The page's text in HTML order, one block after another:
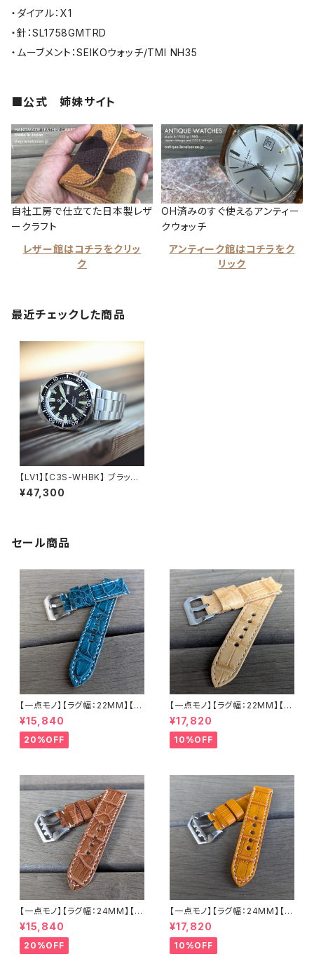
・ダイアル：X1
・針：SL1758GMTRD
・ムーブメント：SEIKOウォッチ/TMI NH35
■公式 姉妹サイト
自社工房で仕立てた日本製レザ
ークラフト
レザー館はコチラをクリッ
ク
OH済みのすぐ使えるアンティー
クウォッチ
アンティーク館はコチラをク
リック
最近チェックした商品
【LV1】【C3S-WHBK】 ブラック
20気圧防水 機械式/自動巻き S
EIKO NH36A ムーブメント搭
¥47,300
セール商品
【一点モノ】【ラグ幅：22MM】【手
縫い】【ストレート型】【2P-ALE
M22o-1】アリゲーター 腹ワニ
エメラルド 国産なめしの本革 下
地 オイル ヌメ革 ハンドメイド
¥15,840
20%OFF
【一点モノ】【ラグ幅：22MM】【ス
トレート型】【2P-ALWHEAT22
-1】アリゲーター 腹ワニ テイル
ウィート/ベージュ 国産なめしの
本革 下地 ヌメ革ナチュラル ハ
¥17,820
10%OFF
【一点モノ】【ラグ幅：24MM】【手
縫い】【ストレート型】【2P-ALBR
24S-1】アリゲーター 腹ワニ テ
イル ウォルナット/カフェブラウン
国産なめしの本革 下地 ヌメ革
¥15,840
20%OFF
【一点モノ】【ラグ幅：24MM】【手
縫い】【ストレート型】【2P-ALLB
R24S-1】アリゲーター 腹ワニ
テイル タバック/オレンジイエロ
ー 国産なめしの本革 下地 ヌメ
¥17,820
10%OFF